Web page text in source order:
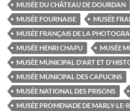
MUSÉE DU CHÂTEAU DE DOURDAN
MUSÉE FOURNAISE
MUSÉE
MUSÉE FRANÇAIS DE LA
MUSÉE HENRI CHAPU
MUSÉE
MUSÉE MUNICIPAL D'ART ET
MUSÉE MUNICIPAL DES CAPUCINS
MUSÉE NATIONAL DES PRISONS
MUSÉE PROMENADE DE MARLY-LE-